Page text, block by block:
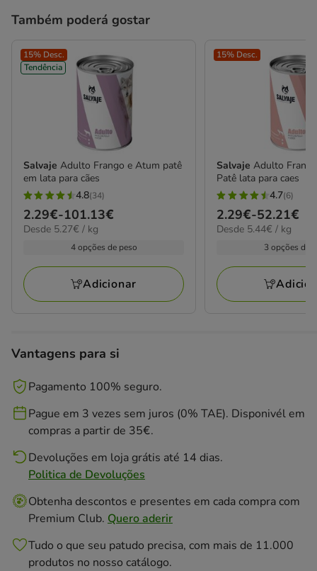
Também poderá gostar
15% Desc.
Tendência
Salvaje Adulto Frango e Atum patê
em lata para cães
4.8
estrelas
com
avaliações
4.8(34)
Preço
de
101.13€
2.29€-101.13€
5.27€
Desde 5.27€ / kg
4 opções de peso
Adicionar
15% Desc.
SalvajeAdulto
Patê lata para caes
4.7
estrelas
com
avaliações
4.7(6)
Preço
de
52.21€
2.29€-52.21€
5.44€
Desde 5.44€ / kg
3 opções de
Vantagens para si
Pagamento 100% seguro.
Pague em 3 vezes sem juros (0% TAE). Disponivél em
compras a partir de 35€.
Devoluções em loja grátis até 14 dias.
Politica de Devoluções
Obtenha descontos e presentes em cada compra com
Premium Club. Quero aderir
Tudo o que seu patudo precisa, com mais de 11.000
produtos no nosso catálogo.